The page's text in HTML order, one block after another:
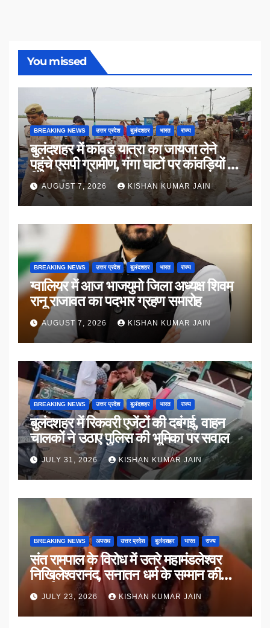
You missed
BREAKING NEWS उत्तर प्रदेश बुलंदशहर भारत राज्य
बुलंदशहर में कांवड़ यात्रा का जायजा लेने
पहुंचे एसपी ग्रामीण, गंगा घाटों पर कांवड़ियों से
किया संवाद
AUGUST 7, 2026 KISHAN KUMAR JAIN
BREAKING NEWS उत्तर प्रदेश बुलंदशहर भारत राज्य
ग्वालियर में आज भाजयुमो जिला अध्यक्ष शिवम
रानू राजावत का पदभार ग्रहण समारोह
AUGUST 7, 2026 KISHAN KUMAR JAIN
BREAKING NEWS उत्तर प्रदेश बुलंदशहर भारत राज्य
बुलंदशहर में रिकवरी एजेंटों की दबंगई, वाहन
चालकों ने उठाए पुलिस की भूमिका पर सवाल
JULY 31, 2026 KISHAN KUMAR JAIN
BREAKING NEWS अपराध उत्तर प्रदेश बुलंदशहर भारत राज्य
संत रामपाल के विरोध में उतरे महामंडलेश्वर
निखिलेश्वरानंद, सनातन धर्म के सम्मान की
उठाई मांग
JULY 23, 2026 KISHAN KUMAR JAIN